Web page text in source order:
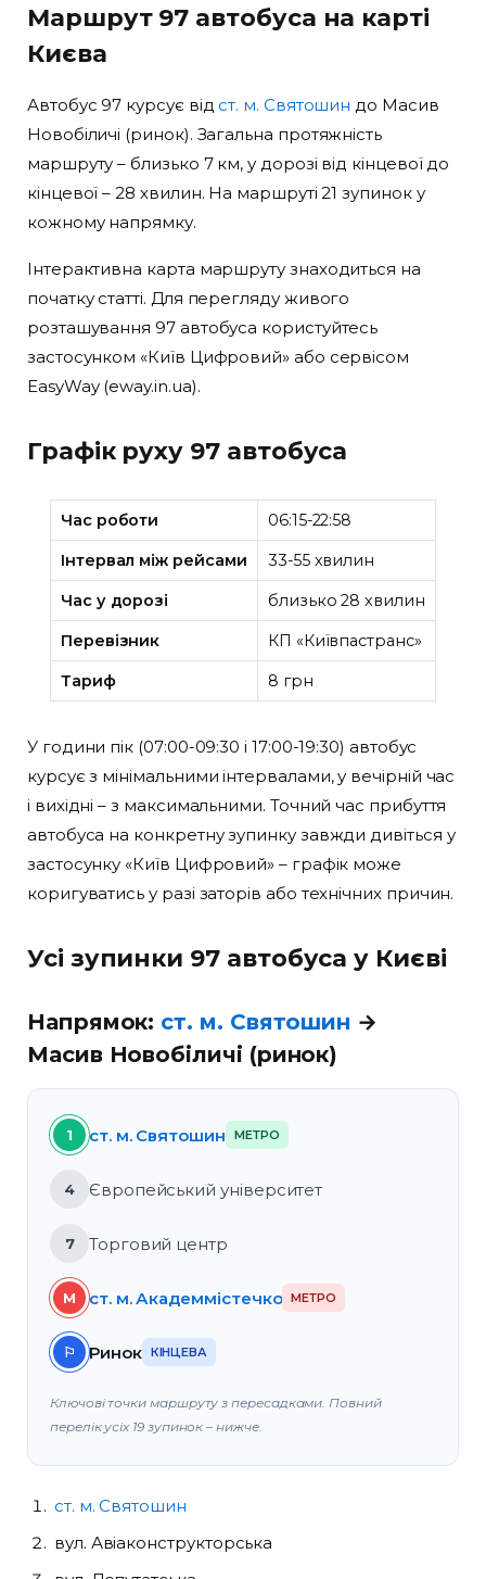
Маршрут 97 автобуса на карті
Києва
Автобус 97 курсує від ст. м. Святошин до Масив
Новобіличі (ринок). Загальна протяжність
маршруту – близько 7 км, у дорозі від кінцевої до
кінцевої – 28 хвилин. На маршруті 21 зупинок у
кожному напрямку.
Інтерактивна карта маршруту знаходиться на
початку статті. Для перегляду живого
розташування 97 автобуса користуйтесь
застосунком «Київ Цифровий» або сервісом
EasyWay (eway.in.ua).
Графік руху 97 автобуса
Час роботи 06:15-22:58
Інтервал між рейсами 33-55 хвилин
Час у дорозі близько 28 хвилин
Перевізник КП «Київпастранс»
Тариф 8 грн
У години пік (07:00-09:30 і 17:00-19:30) автобус
курсує з мінімальними інтервалами, у вечірній час
і вихідні – з максимальними. Точний час прибуття
автобуса на конкретну зупинку завжди дивіться у
застосунку «Київ Цифровий» – графік може
коригуватись у разі заторів або технічних причин.
Усі зупинки 97 автобуса у Києві
Напрямок: ст. м. Святошин →
Масив Новобіличі (ринок)
1 ст. м. Святошин МЕТРО
4 Європейський університет
7 Торговий центр
M ст. м. Академмістечко МЕТРО
⚐ Ринок КІНЦЕВА
Ключові точки маршруту з пересадками. Повний
перелік усіх 19 зупинок – нижче.
ст. м. Святошин
вул. Авіаконструкторська